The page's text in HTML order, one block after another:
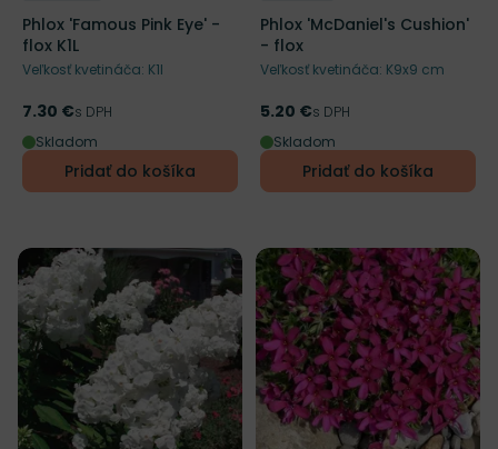
Phlox 'Famous Pink Eye' -
flox K1L
Veľkosť kvetináča: K1l
Cena
7.30 €s DPH
Skladom
Pridať do košíka
Phlox 'McDaniel's Cushion'
- flox
Veľkosť kvetináča: K9x9 cm
Cena
5.20 €s DPH
Skladom
Pridať do košíka